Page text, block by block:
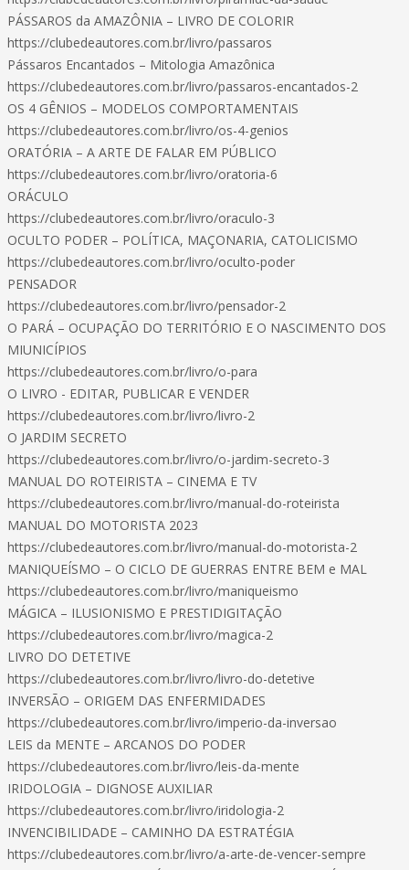
PÁSSAROS da AMAZÔNIA – LIVRO DE COLORIR
https://clubedeautores.com.br/livro/passaros
Pássaros Encantados – Mitologia Amazônica
https://clubedeautores.com.br/livro/passaros-encantados-2
OS 4 GÊNIOS – MODELOS COMPORTAMENTAIS
https://clubedeautores.com.br/livro/os-4-genios
ORATÓRIA – A ARTE DE FALAR EM PÚBLICO
https://clubedeautores.com.br/livro/oratoria-6
ORÁCULO
https://clubedeautores.com.br/livro/oraculo-3
OCULTO PODER – POLÍTICA, MAÇONARIA, CATOLICISMO
https://clubedeautores.com.br/livro/oculto-poder
PENSADOR
https://clubedeautores.com.br/livro/pensador-2
O PARÁ – OCUPAÇÃO DO TERRITÓRIO E O NASCIMENTO DOS
MIUNICÍPIOS
https://clubedeautores.com.br/livro/o-para
O LIVRO - EDITAR, PUBLICAR E VENDER
https://clubedeautores.com.br/livro/livro-2
O JARDIM SECRETO
https://clubedeautores.com.br/livro/o-jardim-secreto-3
MANUAL DO ROTEIRISTA – CINEMA E TV
https://clubedeautores.com.br/livro/manual-do-roteirista
MANUAL DO MOTORISTA 2023
https://clubedeautores.com.br/livro/manual-do-motorista-2
MANIQUEÍSMO – O CICLO DE GUERRAS ENTRE BEM e MAL
https://clubedeautores.com.br/livro/maniqueismo
MÁGICA – ILUSIONISMO E PRESTIDIGITAÇÃO
https://clubedeautores.com.br/livro/magica-2
LIVRO DO DETETIVE
https://clubedeautores.com.br/livro/livro-do-detetive
INVERSÃO – ORIGEM DAS ENFERMIDADES
https://clubedeautores.com.br/livro/imperio-da-inversao
LEIS da MENTE – ARCANOS DO PODER
https://clubedeautores.com.br/livro/leis-da-mente
IRIDOLOGIA – DIGNOSE AUXILIAR
https://clubedeautores.com.br/livro/iridologia-2
INVENCIBILIDADE – CAMINHO DA ESTRATÉGIA
https://clubedeautores.com.br/livro/a-arte-de-vencer-sempre